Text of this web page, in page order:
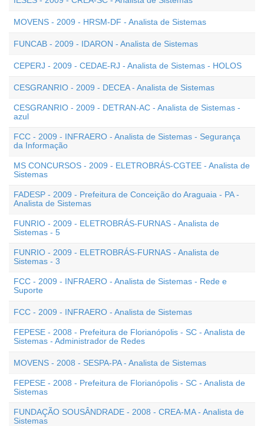
MOVENS - 2009 - HRSM-DF - Analista de Sistemas
FUNCAB - 2009 - IDARON - Analista de Sistemas
CEPERJ - 2009 - CEDAE-RJ - Analista de Sistemas - HOLOS
CESGRANRIO - 2009 - DECEA - Analista de Sistemas
CESGRANRIO - 2009 - DETRAN-AC - Analista de Sistemas -
azul
FCC - 2009 - INFRAERO - Analista de Sistemas - Segurança
da Informação
MS CONCURSOS - 2009 - ELETROBRÁS-CGTEE - Analista de
Sistemas
FADESP - 2009 - Prefeitura de Conceição do Araguaia - PA -
Analista de Sistemas
FUNRIO - 2009 - ELETROBRÁS-FURNAS - Analista de
Sistemas - 5
FUNRIO - 2009 - ELETROBRÁS-FURNAS - Analista de
Sistemas - 3
FCC - 2009 - INFRAERO - Analista de Sistemas - Rede e
Suporte
FCC - 2009 - INFRAERO - Analista de Sistemas
FEPESE - 2008 - Prefeitura de Florianópolis - SC - Analista de
Sistemas - Administrador de Redes
MOVENS - 2008 - SESPA-PA - Analista de Sistemas
FEPESE - 2008 - Prefeitura de Florianópolis - SC - Analista de
Sistemas
FUNDAÇÃO SOUSÂNDRADE - 2008 - CREA-MA - Analista de
Sistemas